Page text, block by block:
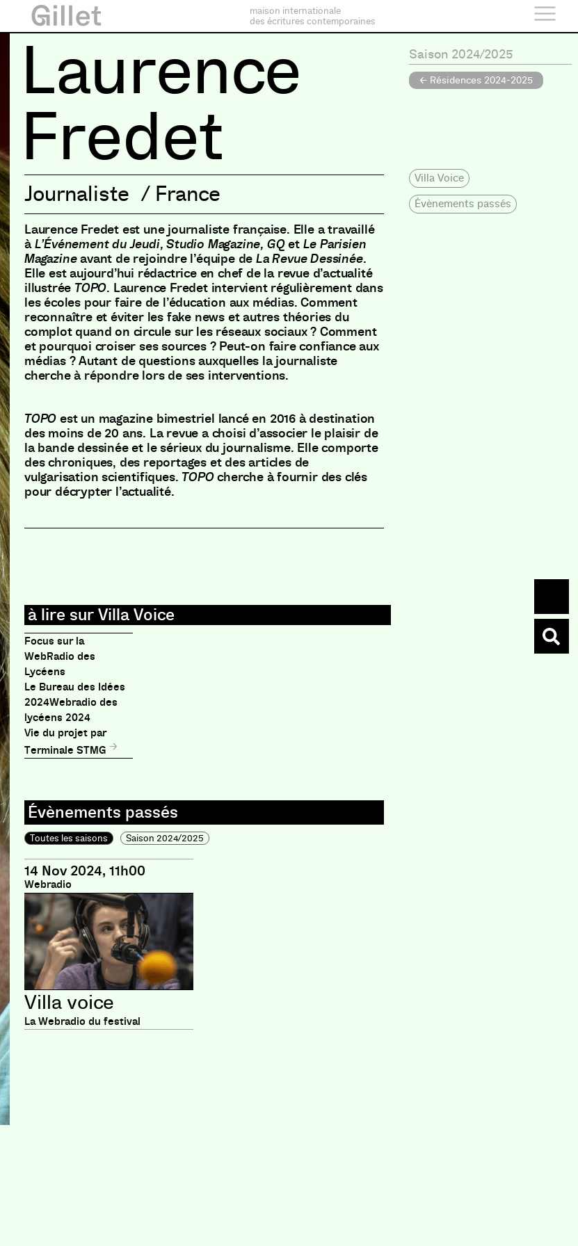
maison internationale
des écritures contemporaines
Laurence
Fredet
Journaliste / France
Laurence Fredet est une journaliste française. Elle a travaillé
àL’Événement du Jeudi, Studio Magazine, GQet Le Parisien
Magazineavant de rejoindre l’équipe de La Revue Dessinée.
Elle est aujourd’hui rédactrice en chef de la revue d’actualité
illustrée TOPO. Laurence Fredet intervient régulièrement dans
les écoles pour faire de l’éducation aux médias. Comment
reconnaître et éviter les fake news et autres théories du
complot quand on circule sur les réseaux sociaux ? Comment
et pourquoi croiser ses sources ? Peut-on faire confiance aux
médias ? Autant de questions auxquelles la journaliste
cherche à répondre lors de ses interventions.
TOPO est un magazine bimestriel lancé en 2016 à destination
des moins de 20 ans. La revue a choisi d’associer le plaisir de
la bande dessinée et le sérieux du journalisme. Elle comporte
des chroniques, des reportages et des articles de
vulgarisation scientifiques. TOPOcherche à fournir des clés
pour décrypter l’actualité.
Focus sur la
WebRadio des
Lycéens
Le Bureau des Idées
2024Webradio des
lycéens 2024
Vie du projet par
Terminale STMG
Toutes les saisons Saison 2024/2025
14 Nov 2024, 11h00
Webradio
Villa voice
La Webradio du festival
Saison 2024/2025
← Résidences 2024-2025
Villa Voice
Évènements passés